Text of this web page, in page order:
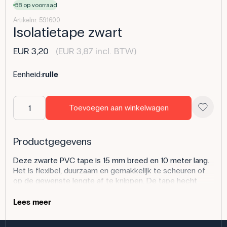
58 op voorraad
Artikelnr. 591600
Isolatietape zwart
EUR 3,20 (EUR 3,87 incl. BTW)
Eenheid:rulle
Toevoegen aan winkelwagen
Productgegevens
Deze zwarte PVC tape is 15 mm breed en 10 meter lang.
Het is flexibel, duurzaam en gemakkelijk te scheuren of
op de gewenste lengte af te knippen. De tape hecht
zowel tijdelijke als meer permanente verbindingen.
Toepassing van het product
Lees meer